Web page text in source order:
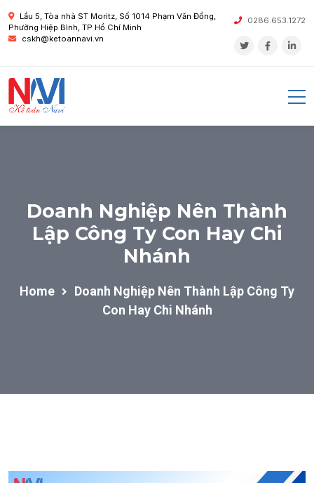
Lầu 5, Tòa nhà ST Moritz, Số 1014 Phạm Văn Đồng,
Phường Hiệp Bình, TP Hồ Chí Minh
cskh@ketoannavi.vn
0286.653.1272
Doanh Nghiệp Nên Thành
Lập Công Ty Con Hay Chi
Nhánh
Home
Doanh Nghiệp Nên Thành Lập Công Ty
Con Hay Chi Nhánh